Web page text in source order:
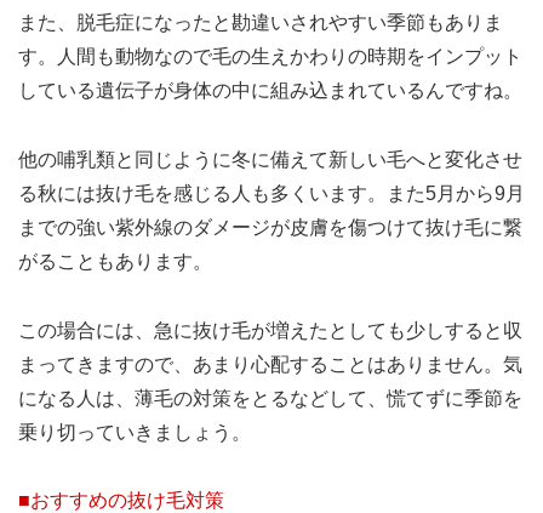
また、脱毛症になったと勘違いされやすい季節もありま
す。人間も動物なので毛の生えかわりの時期をインプット
している遺伝子が身体の中に組み込まれているんですね。
他の哺乳類と同じように冬に備えて新しい毛へと変化させ
る秋には抜け毛を感じる人も多くいます。また5月から9月
までの強い紫外線のダメージが皮膚を傷つけて抜け毛に繋
がることもあります。
この場合には、急に抜け毛が増えたとしても少しすると収
まってきますので、あまり心配することはありません。気
になる人は、薄毛の対策をとるなどして、慌てずに季節を
乗り切っていきましょう。
■おすすめの抜け毛対策